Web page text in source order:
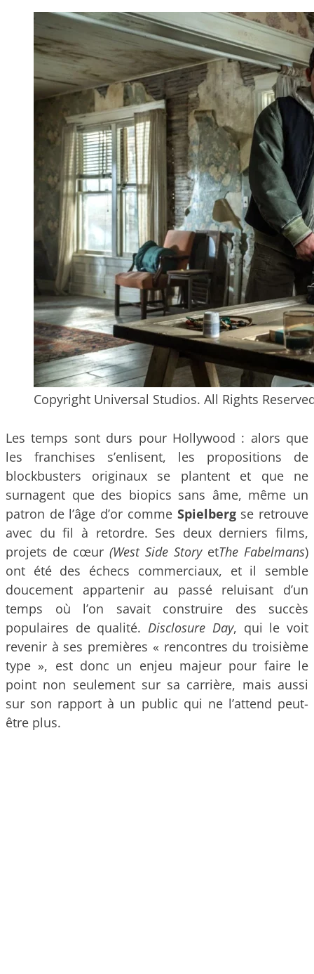
Copyright Universal Studios. All Rights
Les temps sont durs pour Hollywood : alors que
les franchises s’enlisent, les propositions de
blockbusters originaux se plantent et que ne
surnagent que des biopics sans âme, même un
patron de l’âge d’or comme Spielberg se retrouve
avec du fil à retordre. Ses deux derniers films,
projets de cœur (West Side StoryetThe Fabelmans)
ont été des échecs commerciaux, et il semble
doucement appartenir au passé reluisant d’un
temps où l’on savait construire des succès
populaires de qualité.Disclosure Day, qui le voit
revenir à ses premières « rencontres du troisième
type », est donc un enjeu majeur pour faire le
point non seulement sur sa carrière, mais aussi
sur son rapport à un public qui ne l’attend peut-
être plus.